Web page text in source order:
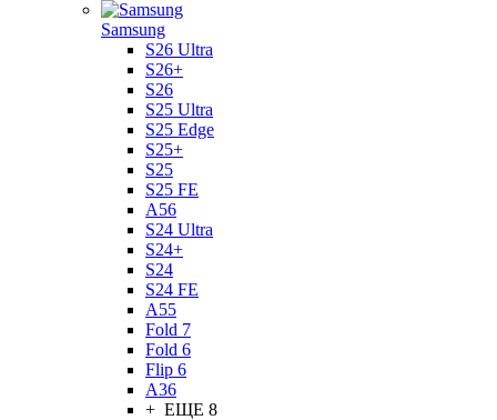
Samsung
S26 Ultra
S26+
S26
S25 Ultra
S25 Edge
S25+
S25
S25 FE
A56
S24 Ultra
S24+
S24
S24 FE
A55
Fold 7
Fold 6
Flip 6
A36
+ ЕЩЕ 8